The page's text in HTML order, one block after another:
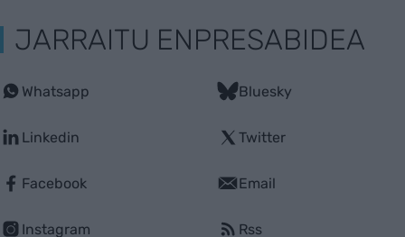
JARRAITU ENPRESABIDEA
Whatsapp
Linkedin
Facebook
Instagram
Bluesky
Twitter
Email
Rss